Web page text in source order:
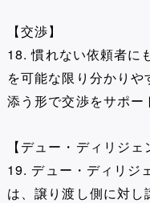
【交渉】
18. 慣れない依頼者に
を可能な限り分かり
添う形で交渉をサポー
【デュー・ディリジェ
19. デュー・ディリジ
は、譲り渡し側に対